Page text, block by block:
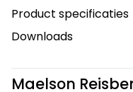
Product specificaties
Downloads
Maelson